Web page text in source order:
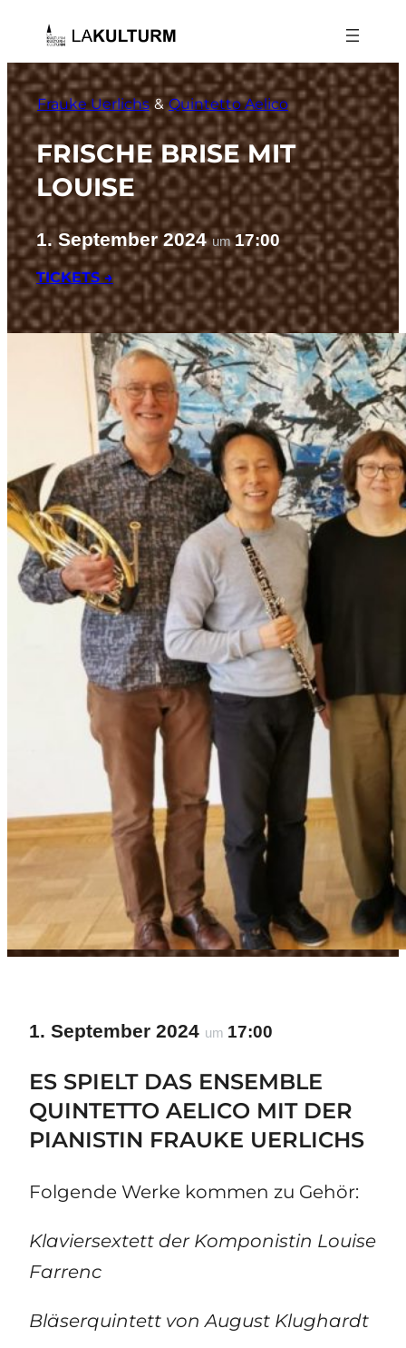
Inhalt
springen
Frauke Uerlichs & Quintetto Aelico
FRISCHE BRISE MIT
LOUISE
1. September 2024um17:00
TICKETS →
1. September 2024 um 17:00
ES SPIELT DAS ENSEMBLE
QUINTETTO AELICO MIT DER
PIANISTIN FRAUKE UERLICHS
Folgende Werke kommen zu Gehör:
Klaviersextett der Komponistin Louise
Farrenc
Bläserquintett von August Klughardt